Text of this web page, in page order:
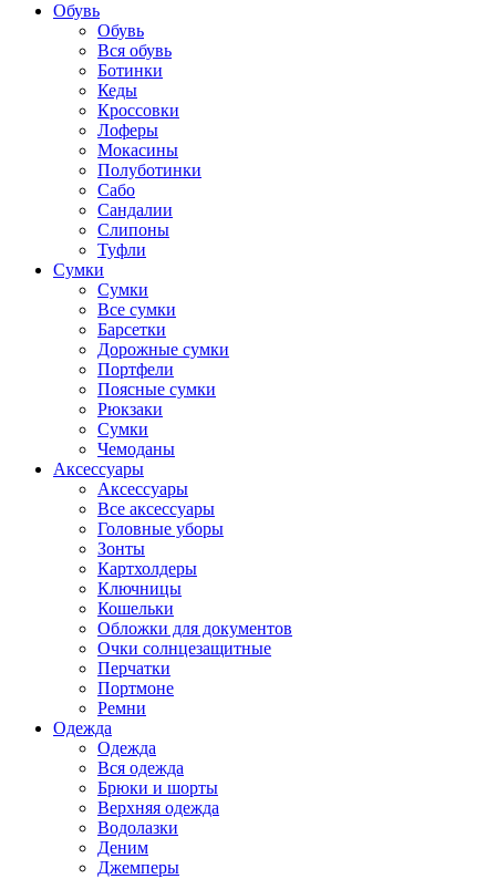
Обувь
Обувь
Вся обувь
Ботинки
Кеды
Кроссовки
Лоферы
Мокасины
Полуботинки
Сабо
Сандалии
Слипоны
Туфли
Сумки
Сумки
Все сумки
Барсетки
Дорожные сумки
Портфели
Поясные сумки
Рюкзаки
Сумки
Чемоданы
Аксессуары
Аксессуары
Все аксессуары
Головные уборы
Зонты
Картхолдеры
Ключницы
Кошельки
Обложки для документов
Очки солнцезащитные
Перчатки
Портмоне
Ремни
Одежда
Одежда
Вся одежда
Брюки и шорты
Верхняя одежда
Водолазки
Деним
Джемперы